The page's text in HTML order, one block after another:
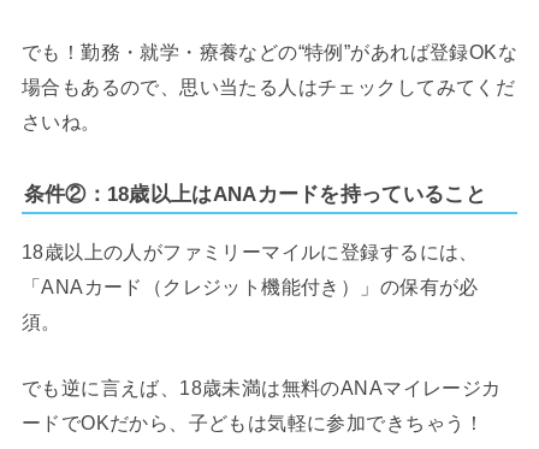
でも！勤務・就学・療養などの“特例”があれば登録OKな
場合もあるので、思い当たる人はチェックしてみてくだ
さいね。
条件②：18歳以上はANAカードを持っていること
18歳以上の人がファミリーマイルに登録するには、
「ANAカード（クレジット機能付き）」の保有が必
須。
でも逆に言えば、18歳未満は無料のANAマイレージカ
ードでOKだから、子どもは気軽に参加できちゃう！